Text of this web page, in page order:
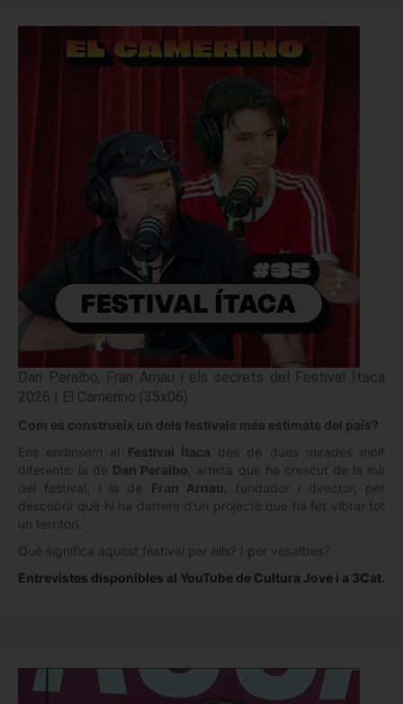
Dan Peralbo, Fran Arnau i els secrets del Festival Ítaca
2026 | El Camerino (35x06)
Com es construeix un dels festivals més estimats del país?
Ens endinsem al Festival Ítaca des de dues mirades molt
diferents: la de Dan Peralbo , artista que ha crescut de la mà
del festival, i la de Fran Arnau , fundador i director, per
descobrir què hi ha darrere d'un projecte que ha fet vibrar tot
un territori.
Què significa aquest festival per ells? I per vosaltres?
Entrevistes disponibles al YouTube de Cultura Jove i a 3Cat.